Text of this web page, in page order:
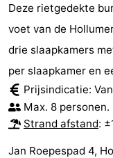
Medische
adressen
Regio
Friesland
-
Deze rietgedekte
voet van de
drie slaapkamers
per slaapkamer en
Prijsindicatie:
Max. 8 personen.
Strand afstand:
Jan Roepespad 4,